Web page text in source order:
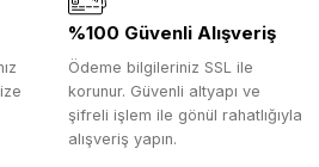
%100 Güvenli Alışveriş
Ödeme bilgileriniz SSL ile
korunur. Güvenli altyapı ve
şifreli işlem ile gönül rahatlığıyla
alışveriş yapın.